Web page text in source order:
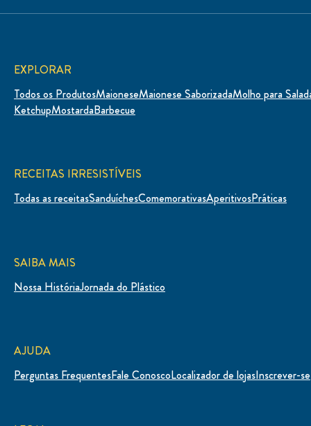
EXPLORAR
Todos os ProdutosMaioneseMaionese SaborizadaMolho para
KetchupMostardaBarbecue
RECEITAS IRRESISTÍVEIS
Todas as receitasSanduíchesComemorativasAperitivosPráticas
SAIBA MAIS
Nossa HistóriaJornada do Plástico
AJUDA
Perguntas FrequentesFale ConoscoLocalizador de lojasInscrever-se